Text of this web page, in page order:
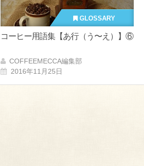
GLOSSARY
コーヒー用語集【あ行（う〜え）】⑥
COFFEEMECCA編集部
2016年11月25日